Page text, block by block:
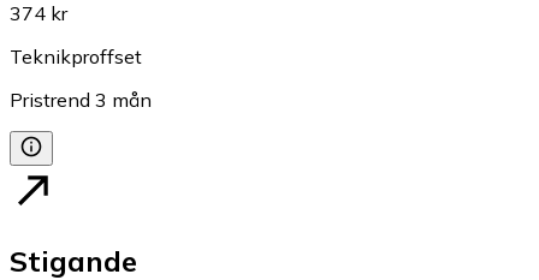
374 kr
Teknikproffset
Pristrend 3 mån
Stigande